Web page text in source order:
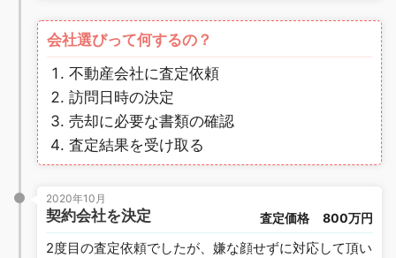
会社選びって何するの？
不動産会社に査定依頼
訪問日時の決定
売却に必要な書類の確認
査定結果を受け取る
2020年10月
契約会社を決定 査定価格 800万円
2度目の査定依頼でしたが、嫌な顔せずに対応して頂い